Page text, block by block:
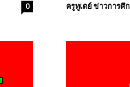
0 ครูทูเดย์ ข่าวการศึ